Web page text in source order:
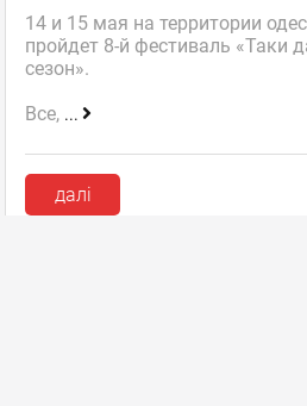
14 и 15 мая на территории
пройдет 8-й фестиваль «Таки
сезон».
Все, ...
далі